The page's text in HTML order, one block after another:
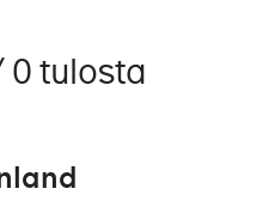
tulosta